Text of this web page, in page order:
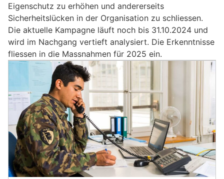
Eigenschutz zu erhöhen und andererseits
Sicherheitslücken in der Organisation zu schliessen.
Die aktuelle Kampagne läuft noch bis 31.10.2024 und
wird im Nachgang vertieft analysiert. Die Erkenntnisse
fliessen in die Massnahmen für 2025 ein.